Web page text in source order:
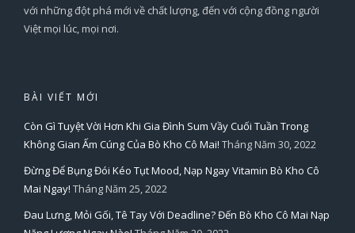
với những đột phá mới về chất lượng, đến với cộng đồng người
Việt mọi lúc, mọi nơi.
BÀI VIẾT MỚI
Còn Gì Tuyệt Vời Hơn Khi Gia Đình Sum Vầy Cuối Tuần Trong
Không Gian Ấm Cúng Của Bò Kho Cô Mai! Tháng Năm 30, 2022
Đừng Để Bụng Đói Kéo Tụt Mood, Nạp Ngay Vitamin Bò Kho Cô
Mai Ngay! Tháng Năm 25, 2022
Đau Lưng, Mỏi Gối, Tê Tay Với Deadline? Đến Bò Kho Cô Mai Nạp